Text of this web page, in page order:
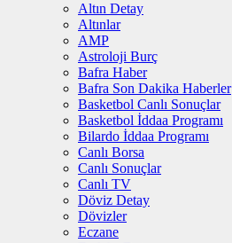
Altın Detay
Altınlar
AMP
Astroloji Burç
Bafra Haber
Bafra Son Dakika Haberler
Basketbol Canlı Sonuçlar
Basketbol İddaa Programı
Bilardo İddaa Programı
Canlı Borsa
Canlı Sonuçlar
Canlı TV
Döviz Detay
Dövizler
Eczane